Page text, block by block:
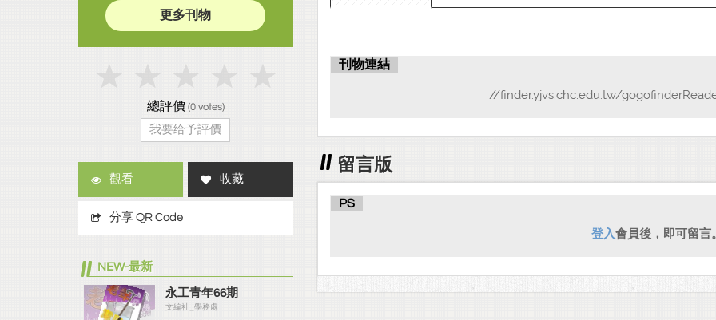
刊物連結
//finder.yjvs.chc.edu.tw/
留言版
PS
登入會員後，即可留言
更多刊物
總評價 (0votes)
我要给予評價
觀看 收藏
分享 QR Code
NEW-最新
永工青年66期
文編社_學務處